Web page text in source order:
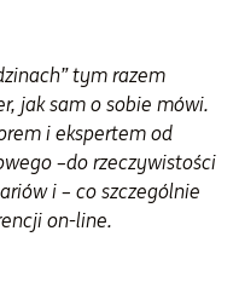
tym razem
jak sam o sobie mówi.
i ekspertem od
–do rzeczywistości
i – co szczególnie
on-line.